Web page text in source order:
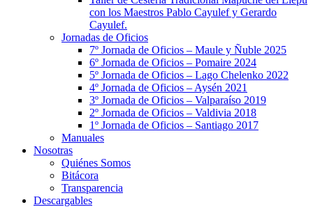
con los Maestros Pablo Cayulef y Gerardo
Cayulef.
Jornadas de Oficios
7º Jornada de Oficios – Maule y Ñuble 2025
6º Jornada de Oficios – Pomaire 2024
5º Jornada de Oficios – Lago Chelenko 2022
4º Jornada de Oficios – Aysén 2021
3º Jornada de Oficios – Valparaíso 2019
2º Jornada de Oficios – Valdivia 2018
1º Jornada de Oficios – Santiago 2017
Manuales
Nosotras
Quiénes Somos
Bitácora
Transparencia
Descargables